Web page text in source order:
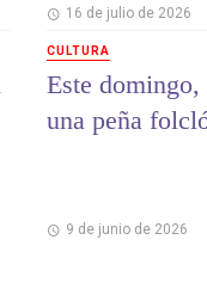
16 de julio de 2026
CULTURA
Este
una peña
9 de junio de 2026